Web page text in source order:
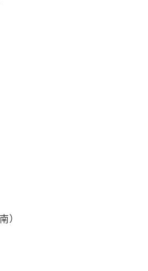
）